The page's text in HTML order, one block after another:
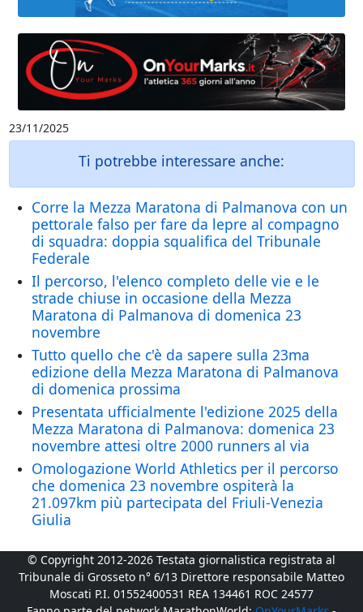
23/11/2025
Ti potrebbe interessare anche:
Corre la Mezza Maratona di Palmanova con un
pettorale falso per fare da lepre al compagno
di squadra: doppia squalifica del Tribunale
Federale
Il percorso, l'elenco completo delle vie e le
strade chiuse in occasione della Mezza
Maratona di Palmanova di domenica 23
novembre
Tutto quello che c'è da sapere sulla 23ma
edizione della Mezza Maratona di Palmanova
di domenica prossima
Presentata ufficialmente l'edizione 2025 della
Mezza Maratona di Palmanova: domenica 23
novembre attesi oltre 2000 runners al via
Omologazione World Athletics per il percorso
che domenica 23 novembre ospiterà la
21.097km più partecipata del Friuli-Venezia
Giulia
© Copyright 2012-2026 Testata giornalistica registrata al
Tribunale di Grosseto n° 6/13 Direttore responsabile Matteo
Moscati P.I. 01552400531 REA 134461 ROC 24577